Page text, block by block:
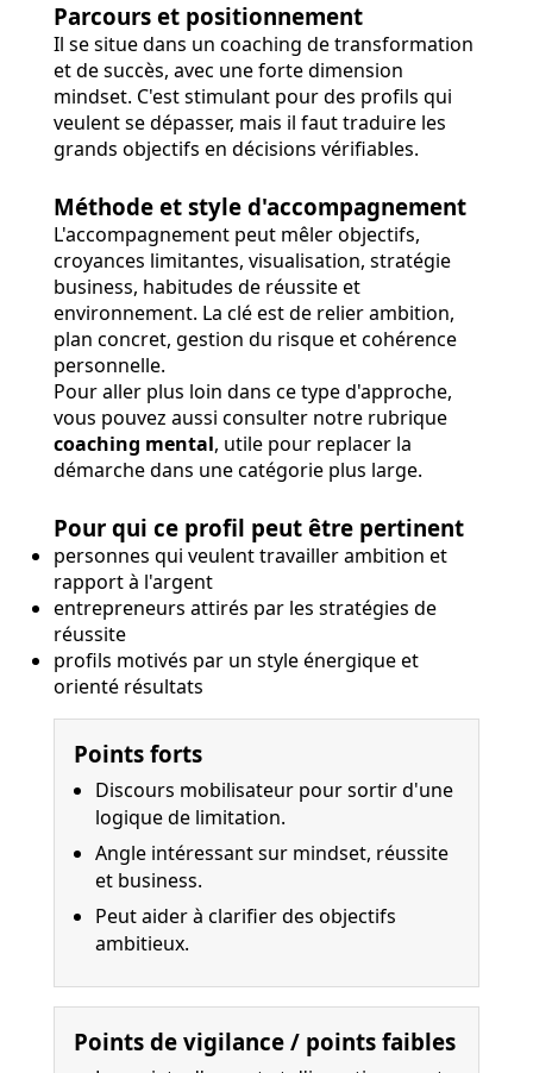
Parcours et positionnement
Il se situe dans un coaching de transformation
et de succès, avec une forte dimension
mindset. C'est stimulant pour des profils qui
veulent se dépasser, mais il faut traduire les
grands objectifs en décisions vérifiables.
Méthode et style d'accompagnement
L'accompagnement peut mêler objectifs,
croyances limitantes, visualisation, stratégie
business, habitudes de réussite et
environnement. La clé est de relier ambition,
plan concret, gestion du risque et cohérence
personnelle.
Pour aller plus loin dans ce type d'approche,
vous pouvez aussi consulter notre rubrique
coaching mental, utile pour replacer la
démarche dans une catégorie plus large.
Pour qui ce profil peut être pertinent
personnes qui veulent travailler ambition et
rapport à l'argent
entrepreneurs attirés par les stratégies de
réussite
profils motivés par un style énergique et
orienté résultats
Points forts
Discours mobilisateur pour sortir d'une
logique de limitation.
Angle intéressant sur mindset, réussite
et business.
Peut aider à clarifier des objectifs
ambitieux.
Points de vigilance / points faibles